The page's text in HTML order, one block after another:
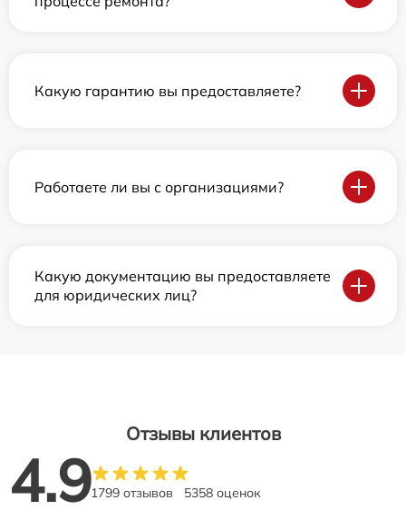
Какую гарантию вы предоставляете?
Работаете ли вы с организациями?
Какую документацию вы предоставляете
для юридических лиц?
Отзывы клиентов
4.91799 отзывов 5358 оценок